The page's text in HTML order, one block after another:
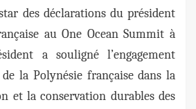
des déclarations du président
au One Ocean Summit à
a souligné l’engagement
la Polynésie française dans la
et la conservation durables des